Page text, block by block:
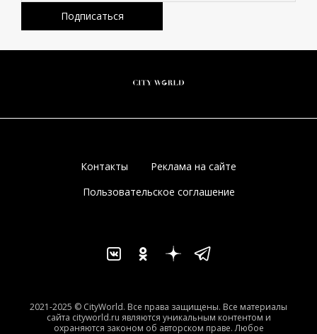
Контакты
Реклама на сайте
Пользовательское соглашение
2021-2025 © CityWorld. Все права защищены. Все материалы
сайта cityworld.ru являются уникальным контентом и
охраняются законом об авторском праве. Любое